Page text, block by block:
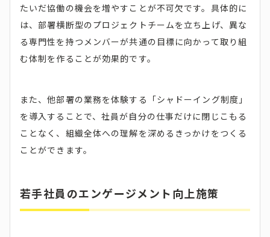
たいだ協働の機会を増やすことが不可欠です。具体的に
は、部署横断型のプロジェクトチームを立ち上げ、異な
る専門性を持つメンバーが共通の目標に向かって取り組
む体制を作ることが効果的です。
また、他部署の業務を体験する「シャドーイング制度」
を導入することで、社員が自分の仕事だけに閉じこもる
ことなく、組織全体への理解を深めるきっかけをつくる
ことができます。
若手社員のエンゲージメント向上施策